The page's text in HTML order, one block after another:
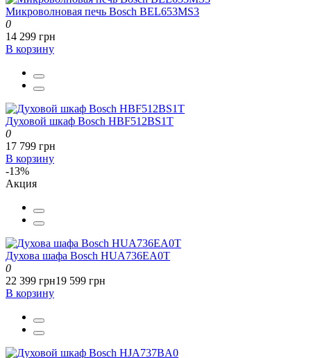
Микроволновая печь Bosch BEL653MS3
0
14 299 грн
В корзину
Духовой шкаф Bosch HBF512BS1T
0
17 799 грн
В корзину
-13%
Акция
Духова шафа Bosch HUA736EA0T
0
22 399 грн19 599 грн
В корзину